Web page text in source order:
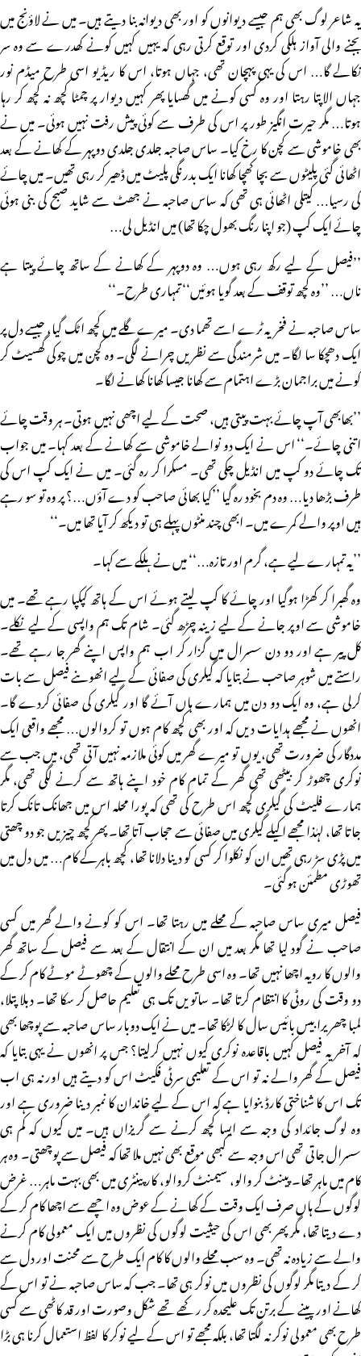
یہ شاعر لوگ بھی ہم جیسے دیوانوں کو اور بھی دیوانہ بنا دیتے ہیں۔ میں نے لاؤنج میں
بجنے والی آواز ہلکی کردی اور توقع کرتی رہی کہ یہیں کہیں کونے کھدرے سے وہ سر
نکالے گا… اس کی یہی پہچان تھی، جہاں ہوتا، اس کا ریڈیو اسی طرح میڈم نور
جہاں الاپتا رہتا اور وہ کسی کونے میں گھسایا پھر کہیں دیوار پر چمٹا کچھ نہ کچھ کر رہا
ہوتا… مگر حیرت انگیز طور پر اس کی طرف سے کوئی پیش رفت نہیں ہوئی۔ میں نے
بھی خاموشی سے کچن کا رخ کیا۔ ساس صاحبہ جلدی جلدی دوپہر کے کھانے کے بعد
اٹھائی گئی پلیٹوں سے بچا کھچا کھانا ایک بدرنگی پلیٹ میں ڈھیر کر رہی تھیں۔ میں چائے
کی رسیا… کیتلی اٹھائی ہی تھی کہ ساس صاحبہ نے جھٹ سے شاید صبح کی بنی ہوئی
چائے ایک کپ (جو اپنا رنگ بھول چکا تھا) میں انڈیل لی…
’’فیصل کے لیے رکھ رہی ہوں… وہ دوپہر کے کھانے کے ساتھ چائے پیتا ہے
ناں… ’’وہ کچھ توقف کے بعد گویا ہوئیں‘‘ تمہاری طرح۔‘‘
ساس صاحبہ نے فخریہ ٹرے اسے تھما دی۔ میرے گلے میں کچھ اٹک گیا، جیسے دل پر
ایک دھچکا سا لگا۔ میں شرمندگی سے نظریں چرانے لگی۔ وہ کچن میں چوکی گھسیٹ کر
کونے میں براجمان بڑے اہتمام سے کھانا جیسا کھانا کھانے لگا۔
’’بھابھی آپ چائے بہت پیتی ہیں، صحت کے لیے اچھی نہیں ہوتی۔ ہر وقت چائے
اتنی چائے۔‘‘ اس نے ایک دو نوالے خاموشی سے کھانے کے بعد کہا۔ میں جواب
تک چائے دو کپ میں انڈیل چکی تھی۔ مسکرا کر رہ گئی۔ میں نے ایک کپ اس کی
طرف بڑھا دیا… وہ دم بخود رہ گیا ’’کیا بھائی صاحب کو دے آؤں…؟ پر وہ تو سو رہے
ہیں اوپر والے کمرے میں۔ ابھی چند منٹوں پہلے ہی تو دیکھ کر آیا تھا میں۔‘‘
’’یہ تمہارے لیے ہے، گرم اور تازہ…‘‘ میں نے ہلکے سے کہا۔
وہ گھبرا کر کھڑا ہوگیا اور چائے کا کپ لیتے ہوئے اس کے ہاتھ کپکپا رہے تھے۔ میں
خاموشی سے اوپر جانے کے لیے زینہ چڑھ گئی۔ شام تک ہم واپسی کے لیے نکلے۔
کل پیر ہے اور دو دن سسرال میں گزار کر اب ہم واپس اپنے گھر جا رہے تھے۔
راستے میں شوہر صاحب نے بتایا کہ گیلری کی صفائی کے لیے انھوںنے فیصل سے بات
کرلی ہے، وہ ایک دو دن میں ہمارے ہاں آئے گا اور گیلری کی صفائی کردے گا۔
انھوں نے مجھے ہدایات دیں کہ اور بھی کچھ کام ہوں تو کروالوں… مجھے واقعی ایک
مددگار کی ضرورت تھی، یوں تو میرے گھر میں کوئی ملازمہ نہیں آتی تھی، میں جب سے
نوکری چھوڑ کر بیٹھی تھی گھر کے تمام کام خود اپنے ہاتھ سے کرنے لگی تھی، مگر
ہمارے فلیٹ کی گیلری کچھ اس طرح کی تھی کہ پورا محلہ اس میں جھانک تانک کرتا
جاتا تھا، لہٰذا مجھے اکیلے گیلری میں صفائی سے حجاب آتا تھا۔ پھر کچھ چیزیں جو دو چھتی
میں پڑی سڑ رہی تھیں ان کو نکلوا کر کسی کو دینا دلانا تھا، کچھ باہرکے کام… میں دل میں
تھوڑی مطمئن ہوگئی۔
فیصل میری ساس صاحبہ کے محلے میں رہتا تھا۔ اس کو کونے والے گھر میں کسی
صاحب نے گود لیا تھا مگر بعد میں ان کے انتقال کے بعد سے فیصل کے ساتھ گھر
والوں کا رویہ اچھا نہیں تھا۔ وہ اسی طرح محلے والوں کے چھوٹے موٹے کام کر کے
دو وقت کی روٹی کا انتظام کرتا تھا۔ ساتویں تک ہی تعلیم حاصل کر سکا تھا۔ دبلا پتلا،
لمبا چھریرا بیس بائیس سال کا لڑکا تھا۔ میں نے ایک دوبار ساس صاحبہ سے پوچھا بھی
کہ آخر یہ فیصل کہیں باقاعدہ نوکری کیوں نہیں کرلیتا؟ جس پر انھوں نے یہی بتایا کہ
فیصل کے گھر والے نہ تو اس کے تعلیمی سرٹی فکیٹ اس کو دیتے ہیں اور نہ ہی اب
تک اس کا شناختی کارڈ بنوایا ہے کہ اس کے لیے خاندان کا نمبر دینا ضروری ہے اور
وہ لوگ جائداد کی وجہ سے ایسا کچھ کرنے سے گریزاں ہیں۔ میں کیوں کہ کم ہی
سسرال جاتی تھی اس وجہ سے کبھی موقع بھی نہیں ملا تھا کہ فیصل سے پوچھتی۔ وہ ہر
کام میں ماہر تھا۔ پینٹ کر والو، سیمنٹ کروالو، کار پینٹری میں بھی بہت ماہر… غرض
لوگوں کے ہاں صرف ایک وقت کے کھانے کے عوض وہ اچھے سے اچھا کام کر کے
دے دیتا تھا، مگر پھر بھی اس کی حیثیت لوگوں کی نظروں میں ایک معمولی کام کرنے
والے سے زیادہ نہ تھی۔ وہ سب محلے والوں کا کام ایک طرح سے محنت اور دل سے
کر کے دیتا مگر لوگوں کی نظروں میں نوکر ہی تھا۔ جب کہ ساس صاحبہ نے تو اس کے
کھانے اور پینے کے برتن تک علیحدہ کر رکھے تھے شکل وصورت اور قد کاٹھی سے کسی
طرح بھی معمولی نوکر نہ لگتا تھا، بلکہ مجھے تو اس کے لیے نوکر کا لفظ استعمال کرنا ہی بڑا